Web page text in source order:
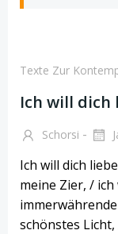
Texte Zur
Ich will dich
Schorsi -
Ich will dich
meine Zier, /
schönstes